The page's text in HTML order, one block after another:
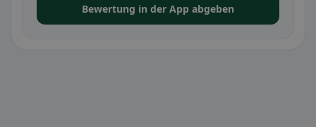
Bewertung in der App abgeben